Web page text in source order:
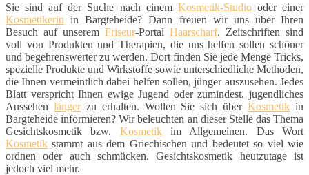
Sie sind auf der Suche nach einem Kosmetik-Studiooder einer
Kosmetikerin in Bargteheide? Dann freuen wir uns über Ihren
Besuch auf unserem Friseur-Portal Haarscharf. Zeitschriften sind
voll von Produkten und Therapien, die uns helfen sollen schöner
und begehrenswerter zu werden. Dort finden Sie jede Menge Tricks,
spezielle Produkte und Wirkstoffe sowie unterschiedliche Methoden,
die Ihnen vermeintlich dabei helfen sollen, jünger auszusehen. Jedes
Blatt verspricht Ihnen ewige Jugend oder zumindest, jugendliches
Aussehen längerzu erhalten. Wollen Sie sich überKosmetik in
Bargteheide informieren? Wir beleuchten an dieser Stelle das Thema
Gesichtskosmetik bzw. Kosmetikim Allgemeinen. Das Wort
Kosmetik stammt aus dem Griechischen und bedeutet so viel wie
ordnen oder auch schmücken. Gesichtskosmetik heutzutage ist
jedoch viel mehr.